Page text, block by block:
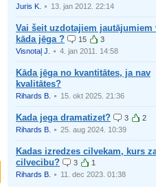
Juris K.
13. jan 2012. 22:14
Vai šeit uzdotajiem jautājumiem
kāda jēga ?
15
3
Visnotaļ J.
4. jan 2011. 14:58
Kāda jēga no kvantitātes, ja nav
kvalitātes?
Rihards B. 15. okt 2025. 21:36
Kada jega dramatizet? 3
2
Rihards B.
25. aug 2024. 10:39
Kadas izredzes cilvekam, kurs
cilvecibu?
3
1
Rihards B.
11. dec 2023. 01:38